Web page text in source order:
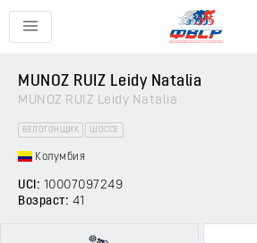
MUNOZ RUIZ Leidy Natalia
MUNOZ RUIZ Leidy Natalia
ВЕЛОГОНЩИК ШОССЕ
Колумбия
UCI: 10007097249
Возраст: 41